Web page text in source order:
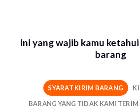
ini yang wajib kamu
barang
SYARAT KIRIM BARANG
BARANG YANG TIDAK KAMI